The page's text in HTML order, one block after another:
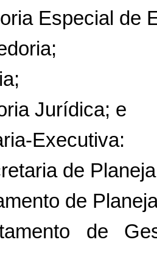
Especial de
Jurídica; e
Executiva:
de
de
de